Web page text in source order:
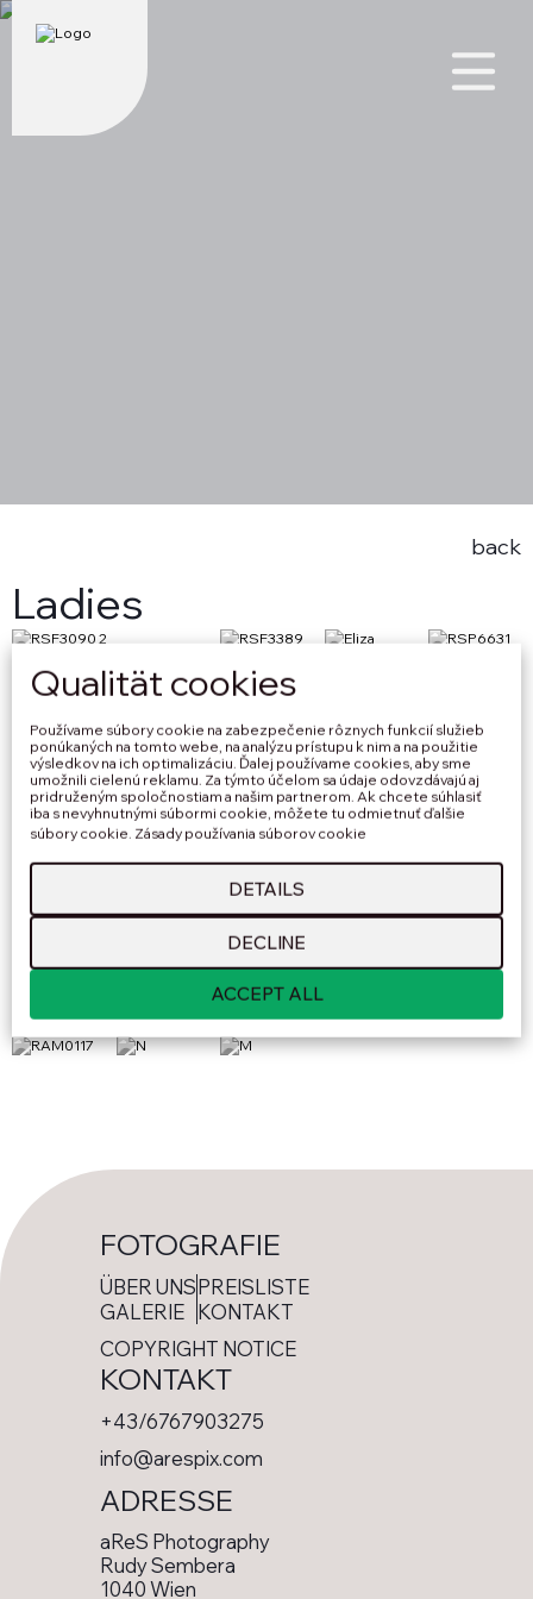
back
Ladies
FOTOGRAFIE
ÜBER UNS
GALERIE
PREISLISTE
KONTAKT
COPYRIGHT NOTICE
KONTAKT
+43/6767903275
info@arespix.com
ADRESSE
aReS Photography
Rudy Sembera
1040 Wien
Qualität cookies
Používame súbory cookie na zabezpečenie rôznych funkcií služieb
ponúkaných na tomto webe, na analýzu prístupu k nim a na použitie
výsledkov na ich optimalizáciu. Ďalej používame cookies, aby sme
umožnili cielenú reklamu. Za týmto účelom sa údaje odovzdávajú aj
pridruženým spoločnostiam a našim partnerom. Ak chcete súhlasiť
iba s nevyhnutnými súbormi cookie, môžete tu odmietnuť ďalšie
súbory cookie. Zásady používania súborov cookie
DETAILS
DECLINE
ACCEPT ALL